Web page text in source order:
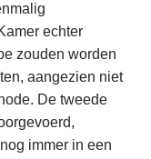
echter
zouden worden
aangezien niet
De tweede
immer in een